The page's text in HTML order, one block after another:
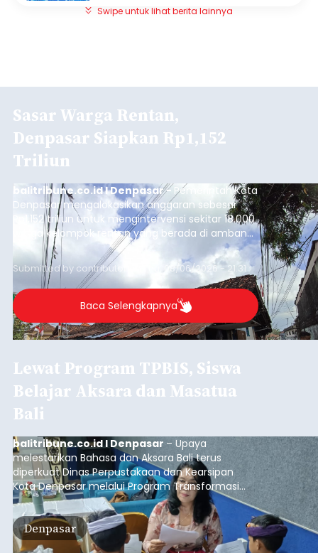
Swipe untuk lihat berita lainnya
Sasar Warga Rentan,
Denpasar Siapkan Rp1,152
Triliun
balitribune.co.id I Denpasar - Pemerintah Kota
Denpasar mengalokasikan anggaran sebesar
Rp1,152 triliun untuk mengintervensi sekitar 18.000
warga kelompok rentan yang berada di ambang
garis kemiskinan. Langkah strategis ini diambil
guna menjaga masyarakat yang berada pada
kelompok desil 5 dan 6 tersebut agar tidak
merosot ke kategori miskin.
Submitted by contributor Thu, 08/06/2026 - 21:31
Baca Selengkapnya
Lewat Program TPBIS, Siswa
Belajar Aksara dan Masatua
Bali
balitribune.co.id I Denpasar – Upaya
melestarikan Bahasa dan Aksara Bali terus
diperkuat Dinas Perpustakaan dan Kearsipan
Kota Denpasar melalui Program Transformasi
Perpustakaan Berbasis Inklusi Sosial (TPBIS).
Tahun ini, sebanyak 63 siswa kelas IV dan V SD
Negeri 17 Dangin Puri mendapat pelatihan
menulis Aksara Bali serta Masatua atau
Denpasar